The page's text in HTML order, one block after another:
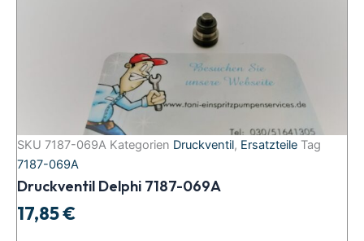
SKU 7187-069A Kategorien Druckventil, Ersatzteile Tag
7187-069A
Druckventil Delphi 7187-069A
17,85€